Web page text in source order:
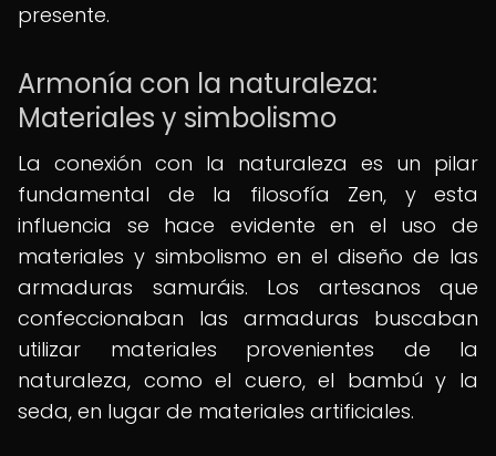
presente.
Armonía con la naturaleza:
Materiales y simbolismo
La conexión con la naturaleza es un pilar
fundamental de la filosofía Zen, y esta
influencia se hace evidente en el uso de
materiales y simbolismo en el diseño de las
armaduras samuráis. Los artesanos que
confeccionaban las armaduras buscaban
utilizar materiales provenientes de la
naturaleza, como el cuero, el bambú y la
seda, en lugar de materiales artificiales.